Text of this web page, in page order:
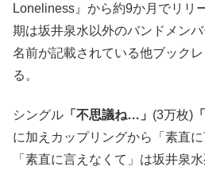
Loneliness』から約9か月でリリ
期は坂井泉水以外のバンドメン
名前が記載されている他ブック
る。
シングル 「不思議ね…」 (3万枚)
に加えカップリングから「素直に
「素直に言えなくて」は坂井泉